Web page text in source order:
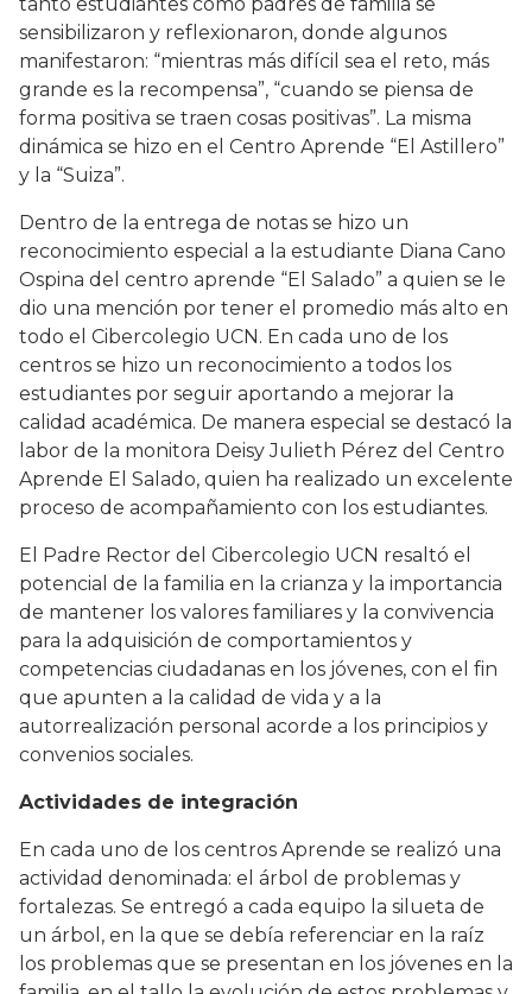
sensibilizaron y reflexionaron, donde algunos
manifestaron: “mientras más difícil sea el reto, más
grande es la recompensa”, “cuando se piensa de
forma positiva se traen cosas positivas”. La misma
dinámica se hizo en el Centro Aprende “El Astillero”
y la “Suiza”.
Dentro de la entrega de notas se hizo un
reconocimiento especial a la estudiante Diana Cano
Ospina del centro aprende “El Salado” a quien se le
dio una mención por tener el promedio más alto en
todo el Cibercolegio UCN. En cada uno de los
centros se hizo un reconocimiento a todos los
estudiantes por seguir aportando a mejorar la
calidad académica. De manera especial se destacó la
labor de la monitora Deisy Julieth Pérez del Centro
Aprende El Salado, quien ha realizado un excelente
proceso de acompañamiento con los estudiantes.
El Padre Rector del Cibercolegio UCN resaltó el
potencial de la familia en la crianza y la importancia
de mantener los valores familiares y la convivencia
para la adquisición de comportamientos y
competencias ciudadanas en los jóvenes, con el fin
que apunten a la calidad de vida y a la
autorrealización personal acorde a los principios y
convenios sociales.
Actividades de integración
En cada uno de los centros Aprende se realizó una
actividad denominada: el árbol de problemas y
fortalezas. Se entregó a cada equipo la silueta de
un árbol, en la que se debía referenciar en la raíz
los problemas que se presentan en los jóvenes en la